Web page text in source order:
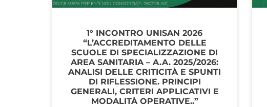
1° INCONTRO UNISAN 2026
“L’ACCREDITAMENTO DELLE
SCUOLE DI SPECIALIZZAZIONE DI
AREA SANITARIA – A.A. 2025/2026:
ANALISI DELLE CRITICITÀ E SPUNTI
DI RIFLESSIONE. PRINCIPI
GENERALI, CRITERI APPLICATIVI E
MODALITÀ OPERATIVE..”